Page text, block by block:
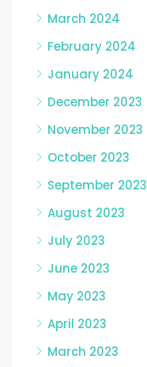
March 2024
February 2024
January 2024
December 2023
November 2023
October 2023
September 2023
August 2023
July 2023
June 2023
May 2023
April 2023
March 2023